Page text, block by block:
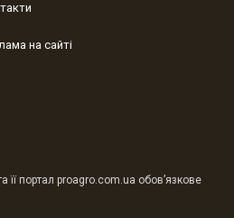
на сайті
її портал proagro.com.ua обов’язкове